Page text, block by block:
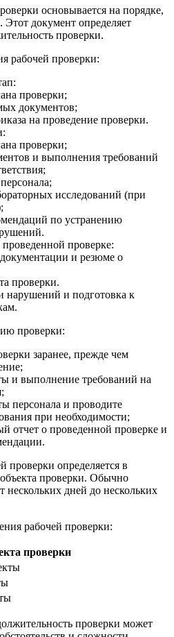
основывается на порядке,
документ определяет
проверки.
рабочей проверки:
проверки;
документов;
на проведение проверки.
проверки;
и выполнения требований
исследований (при
по устранению
проверке:
и резюме о
проверки.
нарушений и подготовка к
проверки:
заранее, прежде чем
и выполнение требований на
персонала и проводите
при необходимости;
отчет о проведенной проверке и
проверки определяется в
проверки. Обычно
нескольких дней до нескольких
рабочей проверки:
проверки
проверки может